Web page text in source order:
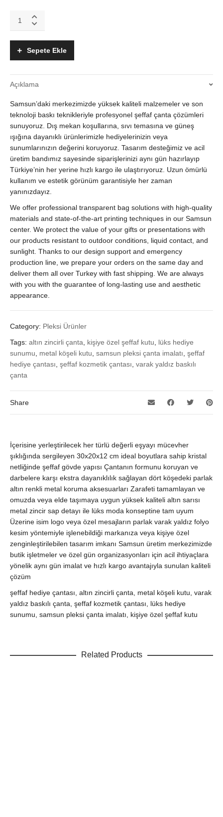
Lüks
Altın
Saplı
ve
Köşeli
30x20x12
cm
quantity
Sepete Ekle
Açıklama
Samsun’daki merkezimizde yüksek kaliteli malzemeler ve son
teknoloji baskı teknikleriyle profesyonel şeffaf çanta çözümleri
sunuyoruz. Dış mekan koşullarına, sıvı temasına ve güneş
ışığına dayanıklı ürünlerimizle hediyelerinizin veya
sunumlarınızın değerini koruyoruz. Tasarım desteğimiz ve acil
üretim bandımız sayesinde siparişlerinizi aynı gün hazırlayıp
Türkiye’nin her yerine hızlı kargo ile ulaştırıyoruz. Uzun ömürlü
kullanım ve estetik görünüm garantisiyle her zaman
yanınızdayız.
We offer professional transparent bag solutions with high-quality
materials and state-of-the-art printing techniques in our Samsun
center. We protect the value of your gifts or presentations with
our products resistant to outdoor conditions, liquid contact, and
sunlight. Thanks to our design support and emergency
production line, we prepare your orders on the same day and
deliver them all over Turkey with fast shipping. We are always
with you with the guarantee of long-lasting use and aesthetic
appearance.
Category: Pleksi Ürünler
Tags: altın zincirli çanta kişiye özel şeffaf kutu
lüks hediye
sunumu
metal köşeli kutu samsun pleksi çanta imalatı şeffaf
hediye çantası şeffaf kozmetik çantası varak yaldız baskılı
çanta
Share
İçerisine yerleştirilecek her türlü değerli eşyayı mücevher
şıklığında sergileyen 30x20x12 cm ideal boyutlara sahip kristal
netliğinde şeffaf gövde yapısı Çantanın formunu koruyan ve
darbelere karşı ekstra dayanıklılık sağlayan dört köşedeki parlak
altın renkli metal koruma aksesuarları Zarafeti tamamlayan ve
omuzda veya elde taşımaya uygun yüksek kaliteli altın sarısı
metal zincir sap detayı ile lüks moda konseptine tam uyum
Üzerine isim logo veya özel mesajların parlak varak yaldız folyo
kesim yöntemiyle işlenebildiği markanıza veya kişiye özel
zenginleştirilebilen tasarım imkanı Samsun üretim merkezimizde
butik işletmeler ve özel gün organizasyonları için acil ihtiyaçlara
yönelik aynı gün imalat ve hızlı kargo avantajıyla sunulan kaliteli
çözüm
şeffaf hediye çantası, altın zincirli çanta, metal köşeli kutu, varak
yaldız baskılı çanta, şeffaf kozmetik çantası, lüks hediye
sunumu, samsun pleksi çanta imalatı, kişiye özel şeffaf kutu
Related Products